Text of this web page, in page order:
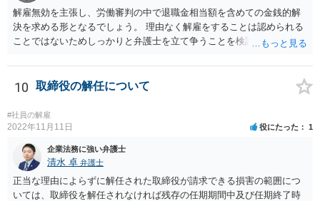
解雇無効を主張し、労働審判の中で退職金相当額を含めての金銭的解
決を求める形となるでしょう。 理由なく解雇をすることは認められる
ことではないためしっかりと弁護士を立て争うことを検討されて良い
10 取締役の解任について
#社員の解雇
2022年11月11日 役にたった 1
企業法務に強い弁護士
清水 卓 弁護士
正当な理由によらずに解任された取締役が請求できる損害の範囲につ
いては、取締役を解任されなければ残存の任期期間中及び任期終了時